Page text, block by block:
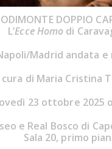
DOPPIO
L’Ecce Homo di
Madrid andata
cura di Maria Cristina
23 ottobre 2025
e Real Bosco di
Sala 20, primo